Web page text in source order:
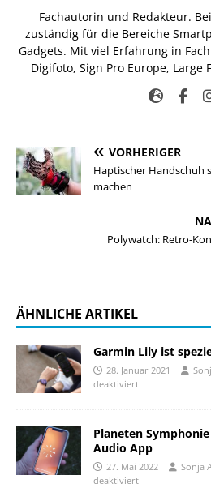
Fachautorin und Redakteur.
zuständig für die Bereiche
Gadgets. Mit viel Erfahrung in
Digifoto, Sign Pro Europe, Large
VORHERIGER
Haptischer Handschuh
machen
Polywatch: Retro-
ÄHNLICHE ARTIKEL
Garmin Lily ist
28. Januar 2021
deaktiviert
Planeten
Audio App
27. Mai 2022 Sonja
deaktiviert